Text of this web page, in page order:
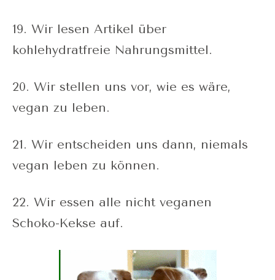
19. Wir lesen Artikel über
kohlehydratfreie Nahrungsmittel.
20. Wir stellen uns vor, wie es wäre,
vegan zu leben.
21. Wir entscheiden uns dann, niemals
vegan leben zu können.
22. Wir essen alle nicht veganen
Schoko-Kekse auf.